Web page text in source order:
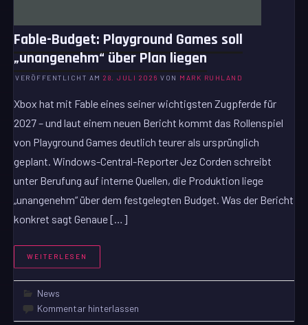
Fable-Budget: Playground Games soll
„unangenehm“ über Plan liegen
VERÖFFENTLICHT AM28. JULI 2026 VON MARK RUHLAND
Xbox hat mit Fable eines seiner wichtigsten Zugpferde für
2027 – und laut einem neuen Bericht kommt das Rollenspiel
von Playground Games deutlich teurer als ursprünglich
geplant. Windows-Central-Reporter Jez Corden schreibt
unter Berufung auf interne Quellen, die Produktion liege
„unangenehm“ über dem festgelegten Budget. Was der Bericht
konkret sagt Genaue […]
WEITERLESEN
News
Kommentar hinterlassen